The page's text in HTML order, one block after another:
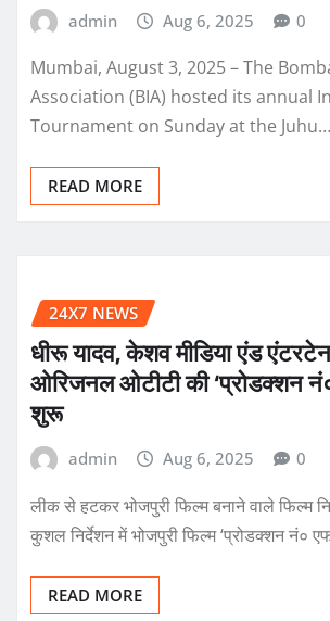
admin Aug 6, 2025 0
Mumbai, August 3, 2025 – The
Association (BIA) hosted its annual
Tournament on Sunday at the Juhu…
READ MORE
24X7 NEWS
धीरू यादव, केशव मीडिया एंड
ओरिजनल ओटीटी की ‘प्रोडक्शन
शुरू
admin Aug 6, 2025 0
लीक से हटकर भोजपुरी फिल्म बनाने वाले फिल्म
कुशल निर्देशन में भोजपुरी फिल्म ‘प्रोडक्शन नं०
READ MORE